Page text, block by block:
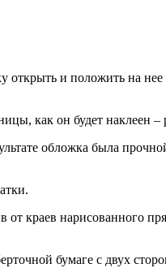
и положить на
как он будет наклеен
обложка была
краев нарисованного
бумаге с двух